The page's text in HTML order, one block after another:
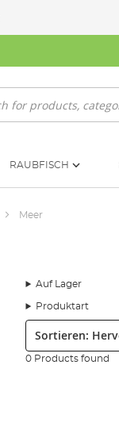
RAUBFISCH
Meer
Auf Lager
Produktart
Sortieren:
0 Products found